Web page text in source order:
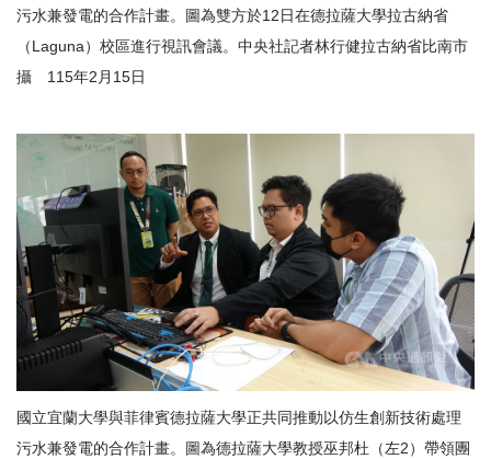
污水兼發電的合作計畫。圖為雙方於12日在德拉薩大學拉古納省
（Laguna）校區進行視訊會議。中央社記者林行健拉古納省比南市
攝 115年2月15日
國立宜蘭大學與菲律賓德拉薩大學正共同推動以仿生創新技術處理
污水兼發電的合作計畫。圖為德拉薩大學教授巫邦杜（左2）帶領團